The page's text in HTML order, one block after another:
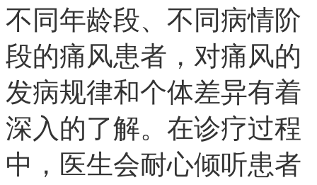
不同年龄段、不同病情阶
段的痛风患者，对痛风的
发病规律和个体差异有着
深入的了解。在诊疗过程
中，医生会耐心倾听患者